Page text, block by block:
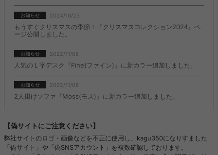
お知らせ 2024/10/23
もうすぐクリスマスの季節！『クリスマスコレクション2024』ペ
ージ公開しました。
お知らせ 2022/11/08
人気のＬ字デスク『Fine(ファイン)』に新カラー追加しました。
お知らせ 2022/11/08
2人掛けソファ『Moss(モス)』に新カラー追加しました。
【偽サイトにご注意ください】
弊社サイトのロゴ・画像などを不正に使用し、kagu350になりすました
「偽サイト」や「偽SNSアカウント」を複数確認しております。